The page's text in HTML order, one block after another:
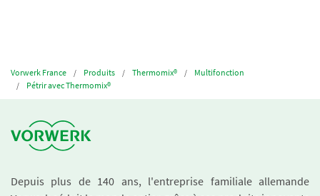
Vorwerk France Produits Thermomix®
Multifonction
Pétrir avec Thermomix®
Depuis plus de 140 ans, l'entreprise familiale allemande